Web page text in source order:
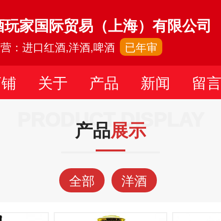
玩家国际贸易（上海）有限公司
：进口红酒,洋酒,啤酒 已年审
关于 产品 新闻 留言
PRODUCT DISPLAY
产品展示
全部 洋酒